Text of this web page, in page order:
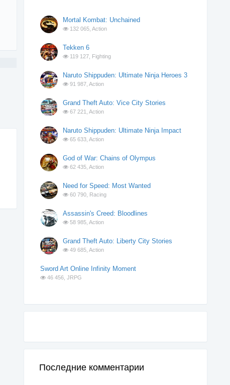
Mortal Kombat: Unchained
132 065,Action
Tekken 6
119 127, Fighting
Naruto Shippuden: Ultimate Ninja Heroes 3
91 987,Action
Grand Theft Auto: Vice City Stories
67 221,Action
Naruto Shippuden: Ultimate Ninja Impact
65 633,Action
God of War: Chains of Olympus
62 435,Action
Need for Speed: Most Wanted
60 790, Racing
Assassin's Creed: Bloodlines
58 985,Action
Grand Theft Auto: Liberty City Stories
49 685,Action
Sword Art Online Infinity Moment
46 456,JRPG
Последние комментарии